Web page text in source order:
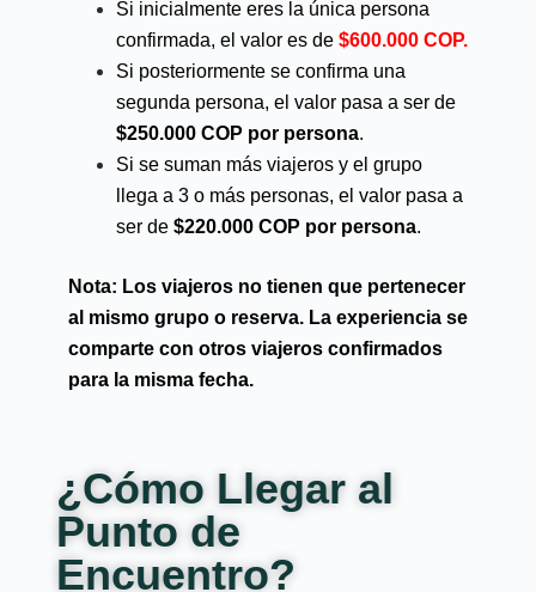
Si inicialmente eres la única persona
confirmada, el valor es de $600.000 COP.
Si posteriormente se confirma una
segunda persona, el valor pasa a ser de
$250.000 COP por persona.
Si se suman más viajeros y el grupo
llega a 3 o más personas, el valor pasa a
ser de $220.000 COP por persona.
Nota: Los viajeros no tienen que pertenecer
al mismo grupo o reserva. La experiencia se
comparte con otros viajeros confirmados
para la misma fecha.
¿Cómo Llegar al
Punto de
Encuentro?